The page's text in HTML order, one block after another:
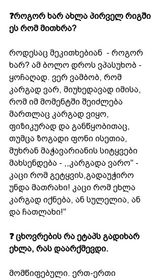
❓როგორ ხარ ახლა პირველ რიგში
ეს რომ მითხრა?
როდესაც მეკითხებიან  - როგორ
ხარ? ამ ბოლო დროს ვპასუხობ -
ყოჩაღად. ვერ ვამბობ, რომ
კარგად ვარ, მიუხედავად იმისა,
რომ იმ მომენტში შეიძლება
მართლაც კარგად ვიყო,
ფიზიკურად და განწყობითაც,
თუმცა ზოგადი ფონი ისეთია,
მუხრან მაჭავარიანის სიტყვები
მახსენდება - ,,კარგადა ვარო" -
კაცი რომ გეტყვის,გადაუჭირო
უნდა მათრახი! კაცი რომ ეხლა
კარგად იქნება, ან სულელია, ან
და ჩათლახი!"
❓ ცხოვრების რა ეტაპს გადიხარ
ეხლა, რას დაარქმევდი.
მომწიფებული. ერთ-ერთი